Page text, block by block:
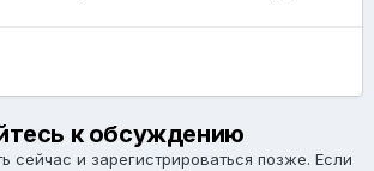
к обсуждению
сейчас и зарегистрироваться позже. Если